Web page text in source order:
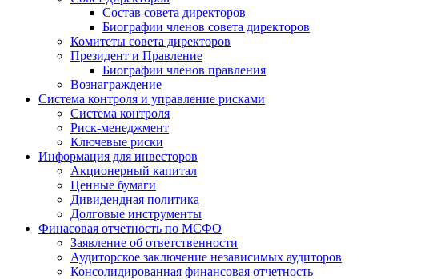
Состав совета директоров
Биографии членов совета директоров
Комитеты совета директоров
Президент и Правление
Биографии членов правления
Вознаграждение
Система контроля и управление рисками
Система контроля
Риск-менеджмент
Ключевые риски
Информация для инвесторов
Акционерный капитал
Ценные бумаги
Дивидендная политика
Долговые инструменты
Финасовая отчетность по МСФО
Заявление об ответственности
Аудиторское заключение независимых аудиторов
Консолидированная финансовая отчетность